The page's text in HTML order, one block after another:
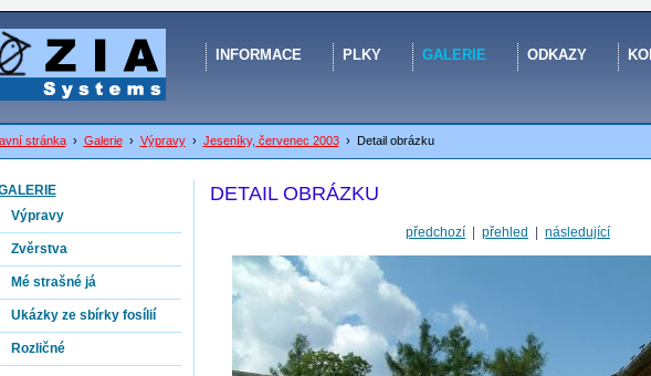
DETAIL OBRÁZKU
předchozí přehled následující
stránka› Galerie› Výpravy› Jeseníky, červenec 2003› Detail obrázku
INFORMACE PLKY GALERIE ODKAZY
Výpravy
Zvěrstva
Mé strašné já
Ukázky ze sbírky fosílií
Rozličné